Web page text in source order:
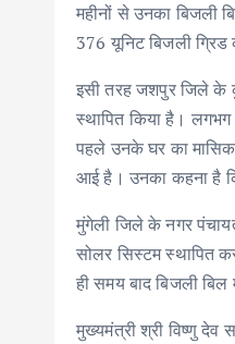
महीनों से उनका बिजली
376 यूनिट बिजली ग्रिड
इसी तरह जशपुर जिले के
स्थापित किया है। लगभग
पहले उनके घर का
आई है। उनका कहना है
मुंगेली जिले के नगर
सोलर सिस्टम स्थापित
ही समय बाद बिजली
मुख्यमंत्री श्री विष्णु देव